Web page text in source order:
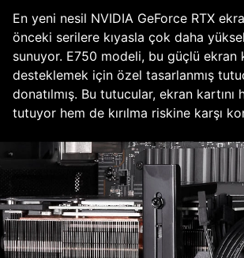
En yeni nesil NVIDIA GeForce RTX
önceki serilere kıyasla çok daha
sunuyor. E750 modeli, bu güçlü ekran
desteklemek için özel tasarlanmış
donatılmış. Bu tutucular, ekran kartını
tutuyor hem de kırılma riskine karşı